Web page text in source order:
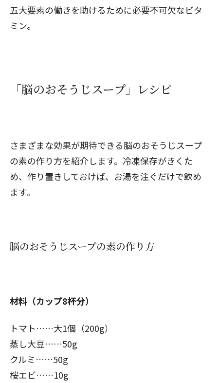
五大要素の働きを助けるために必要不可欠なビタ
ミン。
「脳のおそうじスープ」レシピ
さまざまな効果が期待できる脳のおそうじスープ
の素の作り方を紹介します。冷凍保存がきくた
め、作り置きしておけば、お湯を注ぐだけで飲め
ます。
脳のおそうじスープの素の作り方
材料（カップ8杯分）
トマト……大1個（200g）
蒸し大豆……50g
クルミ……50g
桜エビ……10g